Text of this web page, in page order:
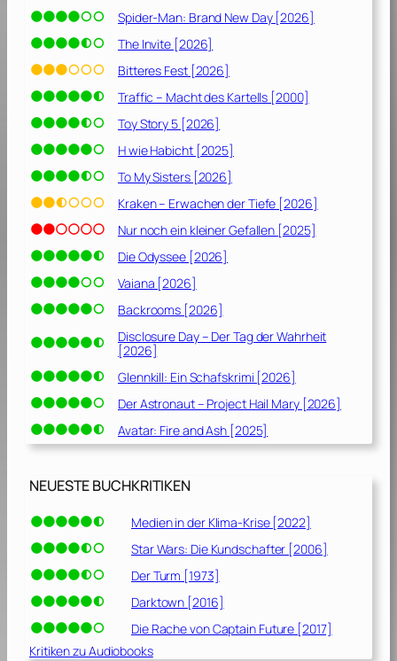
e
n
R
i
n
g
s
[
2
0
2
1
]
Spider-Man: Brand New Day [2026]
The Invite [2026]
Bitteres Fest [2026]
Traffic – Macht des Kartells [2000]
Toy Story 5 [2026]
H wie Habicht [2025]
To My Sisters [2026]
Kraken – Erwachen der Tiefe [2026]
Nur noch ein kleiner Gefallen [2025]
Die Odyssee [2026]
Vaiana [2026]
Backrooms [2026]
Disclosure Day – Der Tag der Wahrheit
[2026]
Glennkill: Ein Schafskrimi [2026]
Der Astronaut – Project Hail Mary [2026]
Avatar: Fire and Ash [2025]
NEUESTE BUCHKRITIKEN
Medien in der Klima-Krise [2022]
Star Wars: Die Kundschafter [2006]
Der Turm [1973]
Darktown [2016]
Die Rache von Captain Future [2017]
Kritiken zu Audiobooks